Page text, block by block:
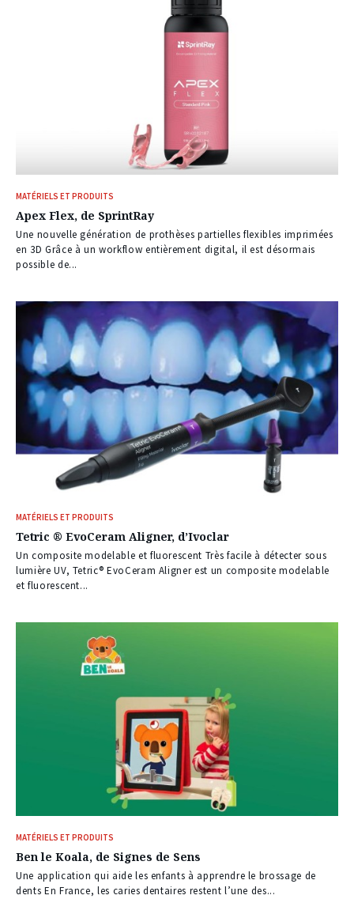
MATÉRIELS ET PRODUITS
Apex Flex, de SprintRay
Une nouvelle génération de prothèses partielles flexibles imprimées
en 3D Grâce à un workflow entièrement digital, il est désormais
possible de...
MATÉRIELS ET PRODUITS
Tetric ® EvoCeram Aligner, d’Ivoclar
Un composite modelable et fluorescent Très facile à détecter sous
lumière UV, Tetric® EvoCeram Aligner est un composite modelable
et fluorescent...
MATÉRIELS ET PRODUITS
Ben le Koala, de Signes de Sens
Une application qui aide les enfants à apprendre le brossage de
dents En France, les caries dentaires restent l’une des...